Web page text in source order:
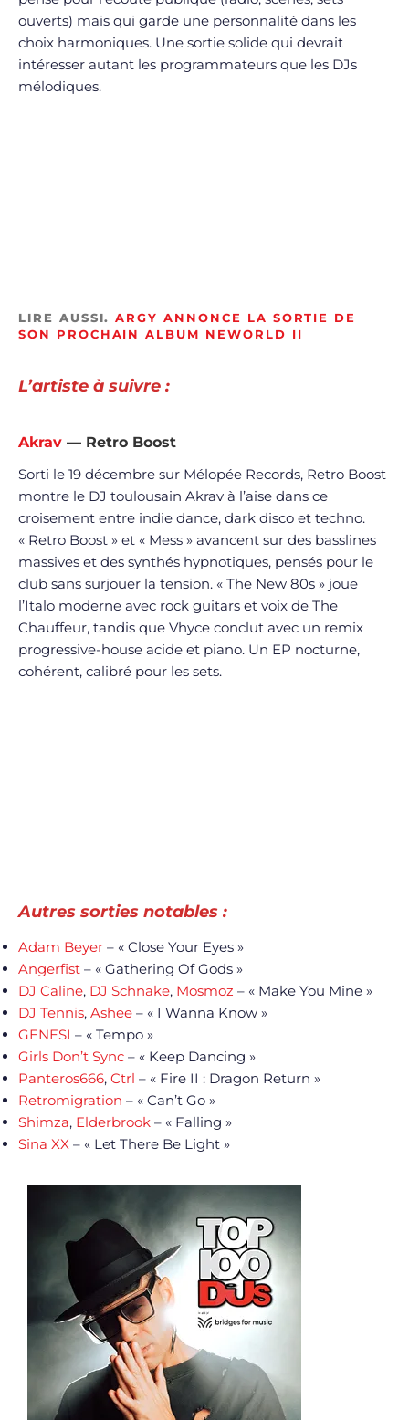
ouverts) mais qui garde une personnalité dans les
choix harmoniques. Une sortie solide qui devrait
intéresser autant les programmateurs que les DJs
mélodiques.
LIRE AUSSI.ARGY ANNONCE LA SORTIE DE
SON PROCHAIN ALBUM NEWORLD II
L’artiste à suivre :
Akrav — Retro Boost
Sorti le 19 décembre sur Mélopée Records, Retro Boost
montre le DJ toulousain Akrav à l’aise dans ce
croisement entre indie dance, dark disco et techno.
« Retro Boost » et « Mess » avancent sur des basslines
massives et des synthés hypnotiques, pensés pour le
club sans surjouer la tension. « The New 80s » joue
l’Italo moderne avec rock guitars et voix de The
Chauffeur, tandis que Vhyce conclut avec un remix
progressive-house acide et piano. Un EP nocturne,
cohérent, calibré pour les sets.
Autres sorties notables :
Adam Beyer – « Close Your Eyes »
Angerfist – « Gathering Of Gods »
DJ Caline, DJ Schnake, Mosmoz – « Make You Mine »
DJ Tennis, Ashee – « I Wanna Know »
GENESI – « Tempo »
Girls Don’t Sync – « Keep Dancing »
Panteros666, Ctrl – « Fire II : Dragon Return »
Retromigration – « Can’t Go »
Shimza, Elderbrook – « Falling »
Sina XX – « Let There Be Light »